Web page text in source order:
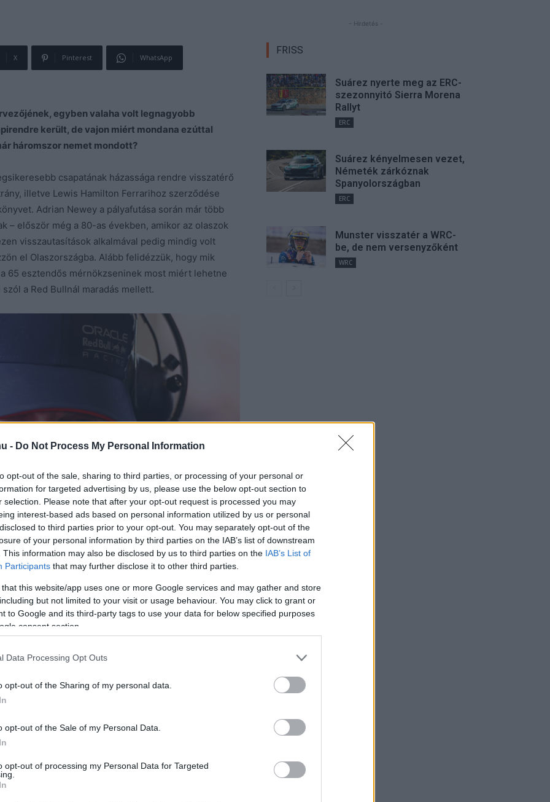
- Do Not Process My Personal Information
opt-out of the sale, sharing to third parties, or processing of your personal or
for targeted advertising by us, please use the below opt-out section to
selection. Please note that after your opt-out request is processed you may
interest-based ads based on personal information utilized by us or personal
to third parties prior to your opt-out. You may separately opt-out of the
of your personal information by third parties on the IAB’s list of downstream
This information may also be disclosed by us to third parties on the IAB’s List of
Participants that may further disclose it to other third parties.
that this website/app uses one or more Google services and may gather and store
but not limited to your visit or usage behaviour. You may click to grant or
to Google and its third-party tags to use your data for below specified purposes
consent section.
Data Processing Opt Outs
opt-out of the Sharing of my personal data.
opt-out of the Sale of my Personal Data.
opt-out of processing my Personal Data for Targeted
X Pinterest WhatsApp
egyben valaha volt legnagyobb
került, de vajon miért mondana ezúttal
háromszor nemet mondott?
csapatának házassága rendre visszatérő
illetve Lewis Hamilton Ferrarihoz szerződése
Adrian Newey a pályafutása során már több
– először még a 80-as években, amikor az olaszok
visszautasítások alkalmával pedig mindig volt
el Olaszországba. Alább felidézzük, hogy mik
65 esztendős mérnökzseninek most miért lehetne
a Red Bullnál maradás mellett.
Red Bull Content Pool
a Ferrari első, 80-as években történt
igent mondjon rá. Helyette inkább az IndyCar-
Leyton House-nál eltöltött éveket követően
és 1994 között zsinórban három egyéni és négy
ben és 1995-ben a Benetton és Michael
évben pedig a Benetton a konstruktőrök
vezérletével a csapat visszavágott és 1996-ban
- Hirdetés -
FRISS
Suárez nyerte meg az ERC-
szezonnyitó Sierra Morena
Rallyt
ERC
Suárez kényelmesen vezet,
Németék zárkóznak
Spanyolországban
ERC
Munster visszatér a WRC-
be, de nem versenyzőként
WRC